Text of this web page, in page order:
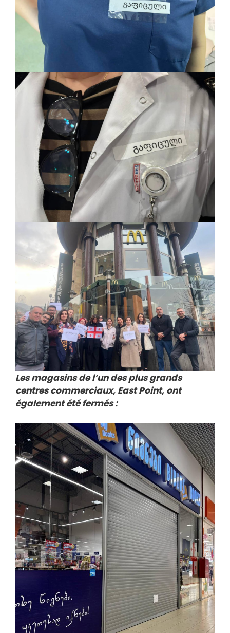
Les magasins de l’un des plus grands
centres commerciaux, East Point, ont
également été fermés :